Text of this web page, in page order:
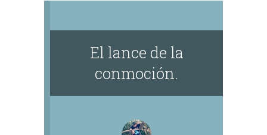
​El lance de la
conmoción.